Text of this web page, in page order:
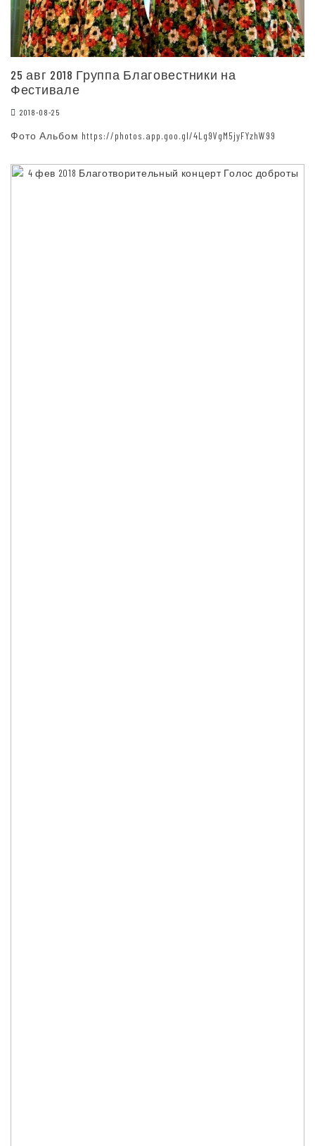
25 авг 2018 Группа Благовестники на
Фестивале
2018-08-25
Фото Альбом https://photos.app.goo.gl/4Lg9VgM5jyFYzhW99